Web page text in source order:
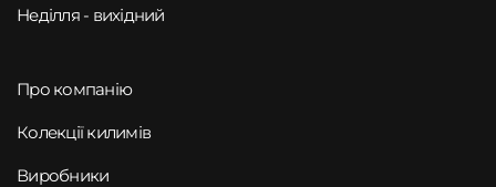
Неділля - вихідний
Про компанію
Колекції килимів
Виробники